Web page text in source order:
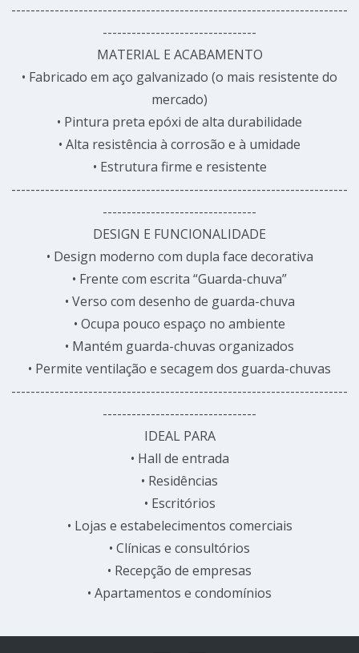
----------------------------------------------------------------------
--------------------------------
MATERIAL E ACABAMENTO
• Fabricado em aço galvanizado (o mais resistente do
mercado)
• Pintura preta epóxi de alta durabilidade
• Alta resistência à corrosão e à umidade
• Estrutura firme e resistente
----------------------------------------------------------------------
--------------------------------
DESIGN E FUNCIONALIDADE
• Design moderno com dupla face decorativa
• Frente com escrita “Guarda-chuva”
• Verso com desenho de guarda-chuva
• Ocupa pouco espaço no ambiente
• Mantém guarda-chuvas organizados
• Permite ventilação e secagem dos guarda-chuvas
----------------------------------------------------------------------
--------------------------------
IDEAL PARA
• Hall de entrada
• Residências
• Escritórios
• Lojas e estabelecimentos comerciais
• Clínicas e consultórios
• Recepção de empresas
• Apartamentos e condomínios